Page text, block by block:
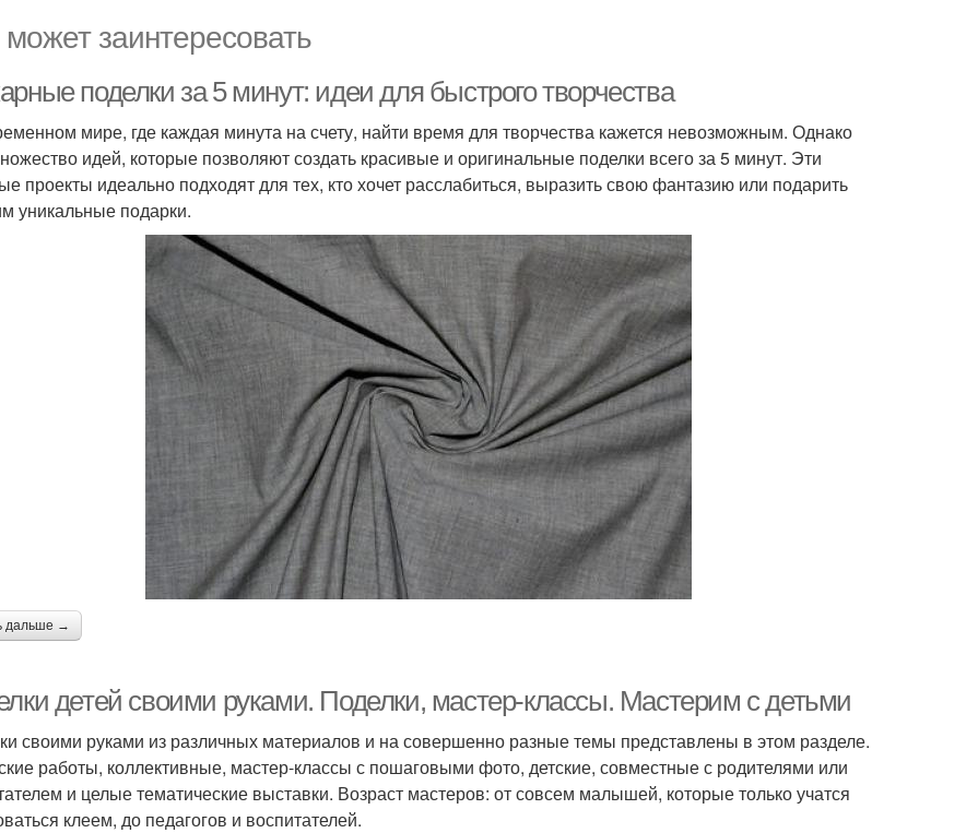
заинтересовать
поделки за 5 минут: идеи для быстрого творчества
мире, где каждая минута на счету, найти время для творчества кажется невозможным. Однако
идей, которые позволяют создать красивые и оригинальные поделки всего за 5 минут. Эти
проекты идеально подходят для тех, кто хочет расслабиться, выразить свою фантазию или подарить
уникальные подарки.
дальше →
детей своими руками. Поделки, мастер-классы. Мастерим с детьми
своими руками из различных материалов и на совершенно разные темы представлены в этом разделе.
работы, коллективные, мастер-классы с пошаговыми фото, детские, совместные с родителями или
и целые тематические выставки. Возраст мастеров: от совсем малышей, которые только учатся
клеем, до педагогов и воспитателей.